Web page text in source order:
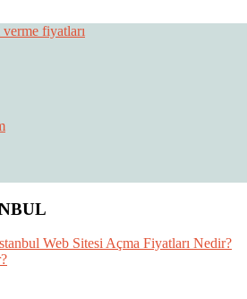
Sitesi Fiyatları
Web Sitesi Açma Fiyatları Nedir?